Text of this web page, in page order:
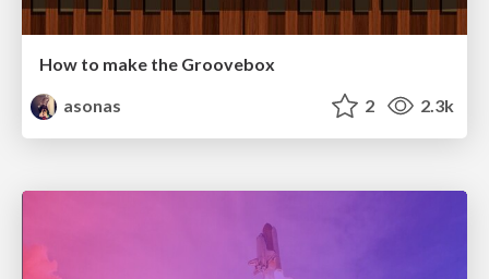
How to make the Groovebox
asonas
2 2.3k